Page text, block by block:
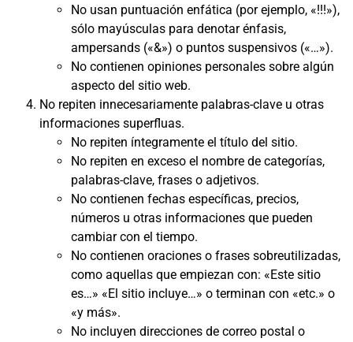
No usan puntuación enfática (por ejemplo, «!!!»),
sólo mayúsculas para denotar énfasis,
ampersands («&») o puntos suspensivos («…»).
No contienen opiniones personales sobre algún
aspecto del sitio web.
No repiten innecesariamente palabras-clave u otras
informaciones superfluas.
No repiten íntegramente el título del sitio.
No repiten en exceso el nombre de categorías,
palabras-clave, frases o adjetivos.
No contienen fechas específicas, precios,
números u otras informaciones que pueden
cambiar con el tiempo.
No contienen oraciones o frases sobreutilizadas,
como aquellas que empiezan con: «Este sitio
es…» «El sitio incluye…» o terminan con «etc.» o
«y más».
No incluyen direcciones de correo postal o